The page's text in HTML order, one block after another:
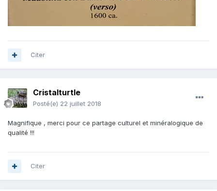
Citer
Cristalturtle
Posté(e) 22 juillet 2018
Magnifique , merci pour ce partage culturel et minéralogique de
qualité !!!
Citer